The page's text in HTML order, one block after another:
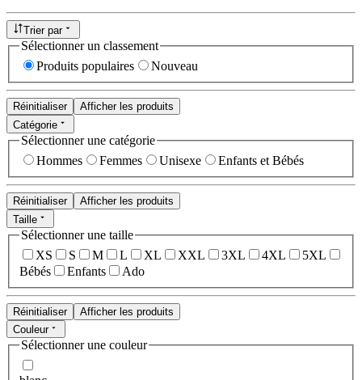
Trier par
Sélectionner un classement
Produits populaires
Nouveau
Réinitialiser
Afficher les produits
Catégorie
Sélectionner une catégorie
Hommes
Femmes Unisexe Enfants et Bébés
Réinitialiser
Afficher les produits
Taille
Sélectionner une taille
XS
S M L XL XXL 3XL 4XL
5XL
Bébés
Enfants Ado
Réinitialiser
Afficher les produits
Couleur
Sélectionner une couleur